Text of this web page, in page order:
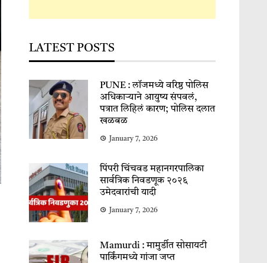
LATEST POSTS
PUNE : लॉजमध्ये वरिष्ठ पोलिस
अधिकाऱ्याने आयुष्य संपवलं,
पत्रात लिहिलं कारण; पोलिस दलात
खळबळ
January 7, 2026
पिंपरी चिंचवड महानगरपालिका
सार्वत्रिक निवडणूक २०२६
उमेदवारांची यादी
January 7, 2026
Mamurdi : मामुर्डीत सोसायटी
पार्किंगमध्ये गांजा जप्त